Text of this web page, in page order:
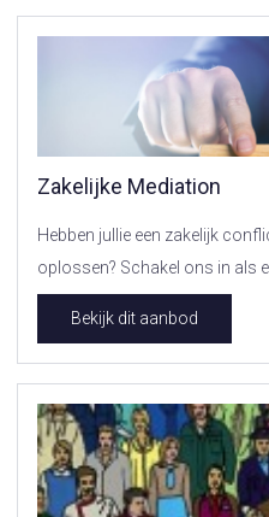
Zakelijke Mediation
Hebben jullie een zakelijk
oplossen? Schakel ons in als
Bekijk dit aanbod